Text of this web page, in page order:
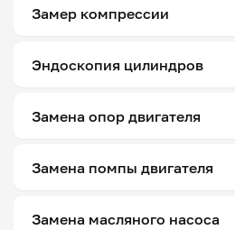
Замер компрессии
Эндоскопия цилиндров
Замена опор двигателя
Замена помпы двигателя
Замена масляного насоса